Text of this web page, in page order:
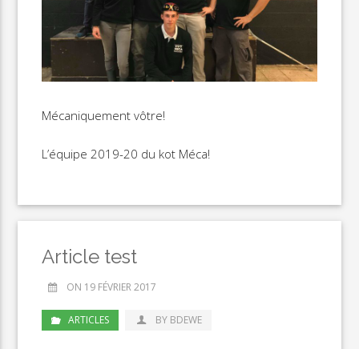
Mécaniquement vôtre!
L’équipe 2019-20 du kot Méca!
Article test
ON 19 FÉVRIER 2017
ARTICLES BY BDEWE